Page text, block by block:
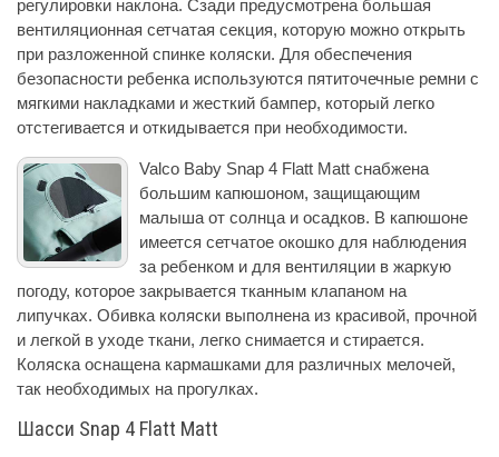
регулировки наклона. Сзади предусмотрена большая
вентиляционная сетчатая секция, которую можно открыть
при разложенной спинке коляски. Для обеспечения
безопасности ребенка используются пятиточечные ремни с
мягкими накладками и жесткий бампер, который легко
отстегивается и откидывается при необходимости.
Valco Baby Snap 4 Flatt Matt снабжена
большим капюшоном, защищающим
малыша от солнца и осадков. В капюшоне
имеется сетчатое окошко для наблюдения
за ребенком и для вентиляции в жаркую
погоду, которое закрывается тканным клапаном на
липучках. Обивка коляски выполнена из красивой, прочной
и легкой в уходе ткани, легко снимается и стирается.
Коляска оснащена кармашками для различных мелочей,
так необходимых на прогулках.
Шасси Snap 4 Flatt Matt